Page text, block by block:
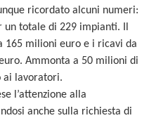
ricordato alcuni numeri:
totale di 229 impianti. Il
165 milioni euro e i ricavi da
Ammonta a 50 milioni di
ai lavoratori.
l’attenzione alla
anche sulla richiesta di